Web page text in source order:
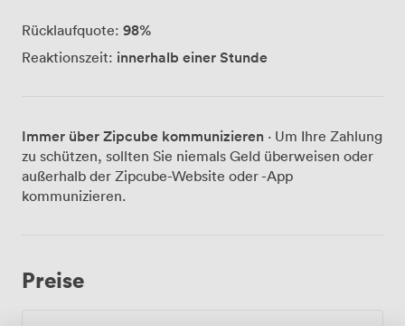
Rücklaufquote: 98%
Reaktionszeit: innerhalb einer Stunde
Immer über Zipcube kommunizieren · Um Ihre Zahlung
zu schützen, sollten Sie niemals Geld überweisen oder
außerhalb der Zipcube-Website oder -App
kommunizieren.
Preise